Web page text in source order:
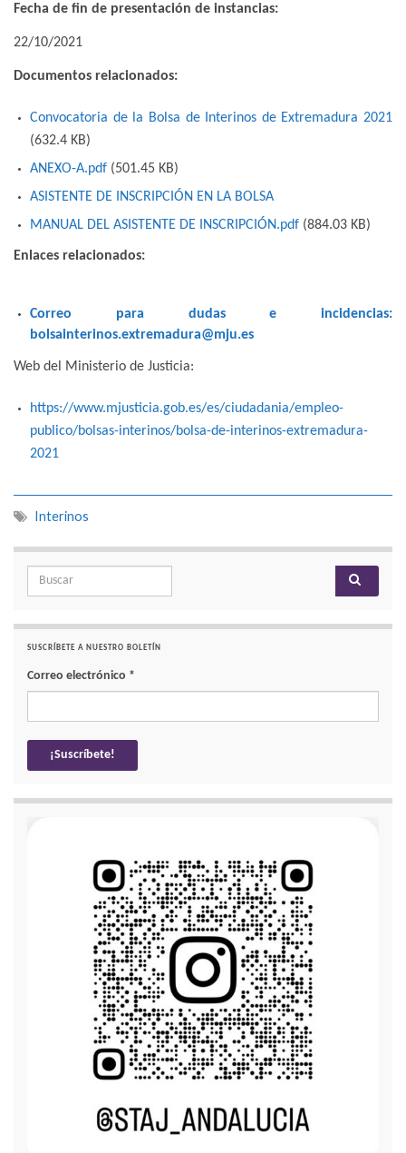
Fecha de fin de presentación de instancias:
22/10/2021
Documentos relacionados:
Convocatoria de la Bolsa de Interinos de Extremadura 2021
(632.4 KB)
ANEXO-A.pdf (501.45 KB)
ASISTENTE DE INSCRIPCIÓN EN LA BOLSA
MANUAL DEL ASISTENTE DE INSCRIPCIÓN.pdf (884.03 KB)
Enlaces relacionados:
Correo para dudas e incidencias:
bolsainterinos.extremadura@mju.es
Web del Ministerio de Justicia:
https://www.mjusticia.gob.es/es/ciudadania/empleo-
publico/bolsas-interinos/bolsa-de-interinos-extremadura-
2021
Interinos
Search for:
SUSCRÍBETE A NUESTRO BOLETÍN
Correo electrónico *